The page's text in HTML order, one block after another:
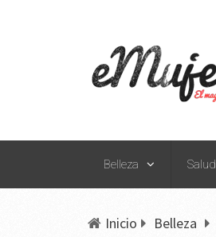
Belleza Salud
Inicio Belleza